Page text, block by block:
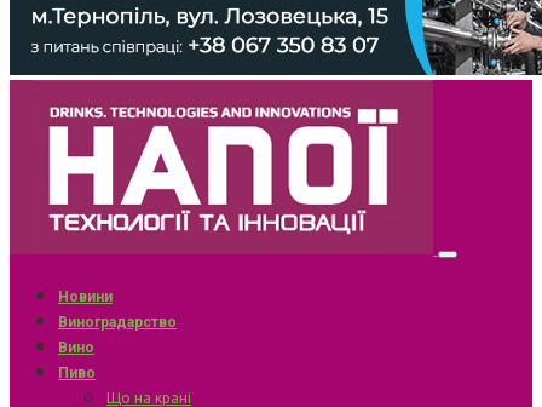
Новини
Виноградарство
Вино
Пиво
Що на крані